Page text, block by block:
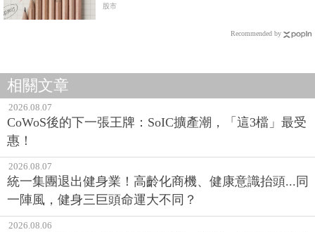
股市
Recommended by
相關文章
2026.08.07
CoWoS後的下一張王牌：SoIC擴產潮，「這3檔」最受
惠！
2026.08.07
統一集團退出健身業！高齡化商機、健康意識抬頭...同
一陣風，健身三巨頭命運大不同？
2026.08.06